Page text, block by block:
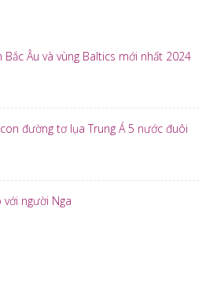
Bắc Âu và vùng Baltics mới nhất 2024
đường tơ lụa Trung Á 5 nước đuôi
người Nga